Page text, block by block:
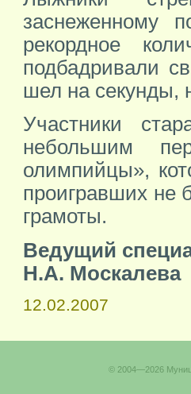
заснеженному
рекордное
подбадривали
шел на секунды,
Участники
небольшим
олимпийцы»,
проигравших не
грамоты.
Ведущий
Н.А. Москалева
12.02.2007
© 2004—2026